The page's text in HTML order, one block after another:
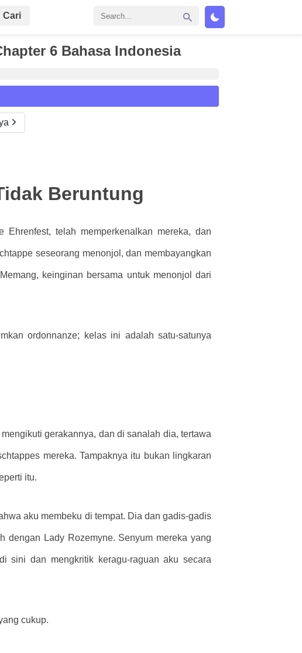
Cari
6 Bahasa Indonesia
Beruntung
telah memperkenalkan mereka, dan
seseorang menonjol, dan membayangkan
keinginan bersama untuk menonjol dari
ordonnanze; kelas ini adalah satu-satunya
gerakannya, dan di sanalah dia, tertawa
mereka. Tampaknya itu bukan lingkaran
itu.
aku membeku di tempat. Dia dan gadis-gadis
dengan Lady Rozemyne. Senyum mereka yang
sini dan mengkritik keragu-raguan aku secara
cukup.